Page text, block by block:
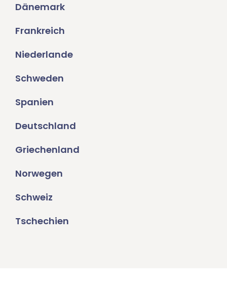
Dänemark
Frankreich
Niederlande
Schweden
Spanien
Deutschland
Griechenland
Norwegen
Schweiz
Tschechien